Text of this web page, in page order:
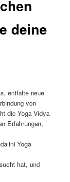
deine
entfalte neue
von
die Yoga Vidya
Erfahrungen,
Yoga
hat, und